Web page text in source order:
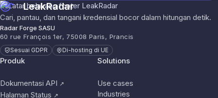
LeakRadar
Cari, pantau, dan tangani kredensial bocor dalam hitungan detik.
Radar Forge SASU
60 rue François 1er, 75008 Paris, Prancis
Sesuai GDPR Di-hosting di UE
Produk
Dokumentasi API ↗
Halaman Status ↗
Solutions
Use cases
Industries